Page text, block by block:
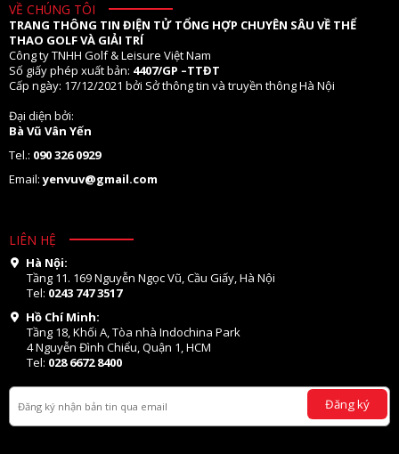
VỀ CHÚNG TÔI
TRANG THÔNG TIN ĐIỆN TỬ TỔNG HỢP CHUYÊN SÂU VỀ THỂ
THAO GOLF VÀ GIẢI TRÍ
Công ty TNHH Golf & Leisure Việt Nam
Số giấy phép xuất bản: 4407/GP –TTĐT
Cấp ngày: 17/12/2021 bởi Sở thông tin và truyền thông Hà Nội
Đại diện bởi:
Bà Vũ Vân Yến
Tel.: 090 326 0929
Email:yenvuv@gmail.com
LIÊN HỆ
Hà Nội:
Tầng 11. 169 Nguyễn Ngọc Vũ, Cầu Giấy, Hà Nội
Tel: 0243 747 3517
Hồ Chí Minh:
Tầng 18, Khối A, Tòa nhà Indochina Park
4 Nguyễn Đình Chiểu, Quận 1, HCM
Tel: 028 6672 8400
Đăng ký